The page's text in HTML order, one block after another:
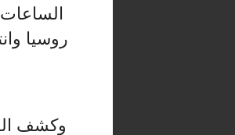
روسيا
وكشف